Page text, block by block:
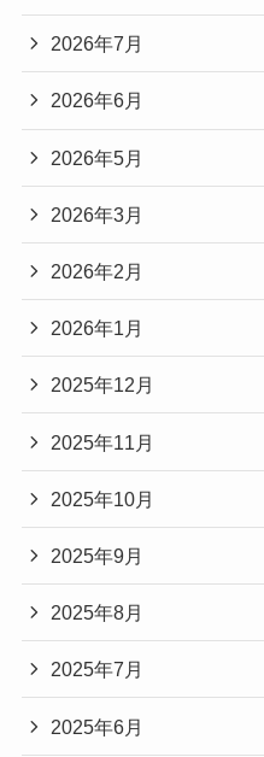
2026年7月
2026年6月
2026年5月
2026年3月
2026年2月
2026年1月
2025年12月
2025年11月
2025年10月
2025年9月
2025年8月
2025年7月
2025年6月